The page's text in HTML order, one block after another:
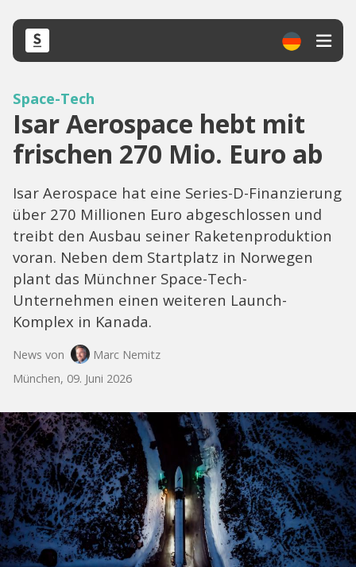
Space-Tech
Isar Aerospace hebt mit
frischen 270 Mio. Euro ab
Isar Aerospace hat eine Series-D-Finanzierung
über 270 Millionen Euro abgeschlossen und
treibt den Ausbau seiner Raketenproduktion
voran. Neben dem Startplatz in Norwegen
plant das Münchner Space-Tech-
Unternehmen einen weiteren Launch-
Komplex in Kanada.
News von
Marc Nemitz
München, 09. Juni 2026